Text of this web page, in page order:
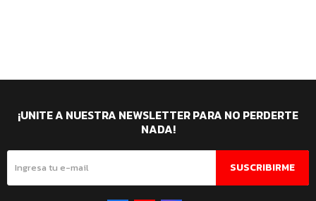
¡UNITE A NUESTRA NEWSLETTER PARA NO PERDERTE
NADA!
SUSCRIBIRME